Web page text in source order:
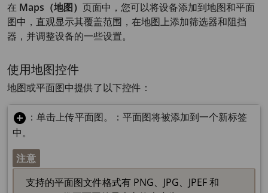
在 Maps（地图） 页面中，您可以将设备添加到地图和平面
图中，直观显示其覆盖范围，在地图上添加筛选器和阻挡
器，并调整设备的一些设置。
使用地图控件
地图或平面图中提供了以下控件：
：单击上传平面图。：平面图将被添加到一个新标签
中。
注意
支持的平面图文件格式有 PNG、JPG、JPEF 和